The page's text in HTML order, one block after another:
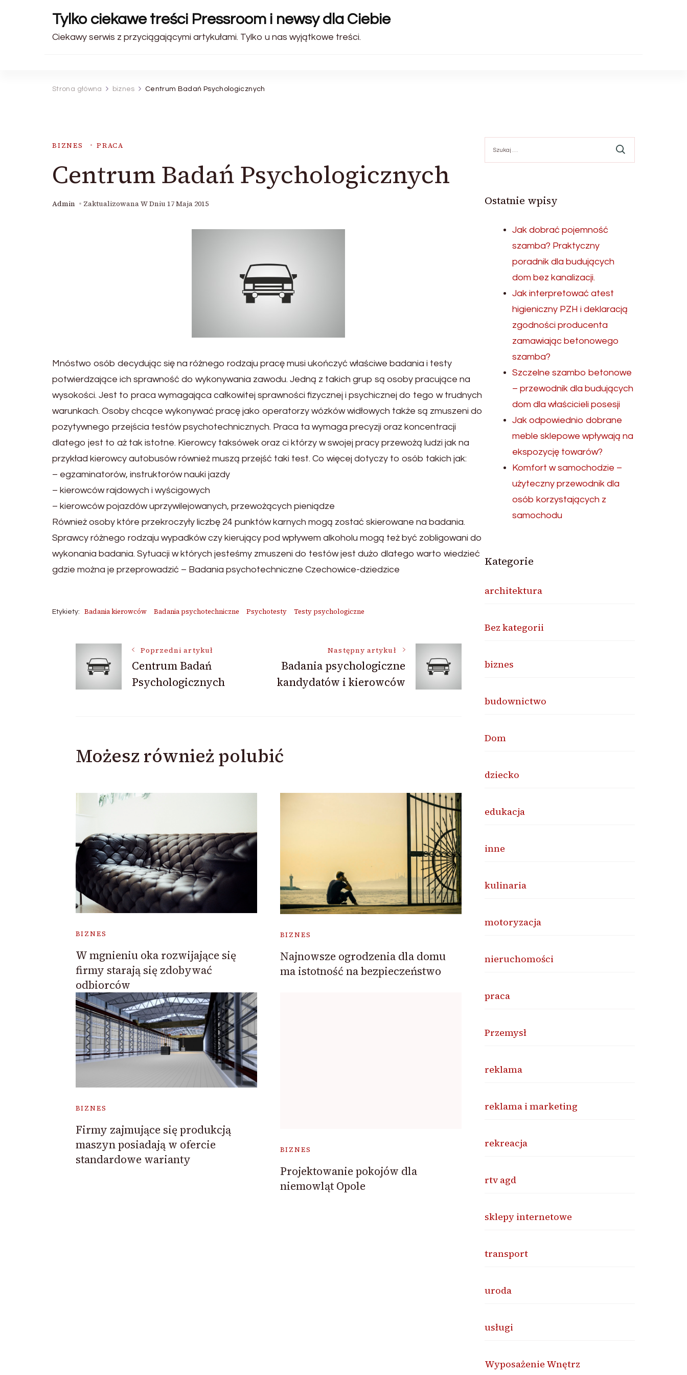
Tylko ciekawe treści Pressroom i newsy dla Ciebie
Ciekawy serwis z przyciągającymi artykułami. Tylko u nas wyjątkowe treści.
Strona główna biznes Centrum Badań Psychologicznych
BIZNES PRACA
Centrum Badań Psychologicznych
Admin Zaktualizowana W Dniu 17 Maja 2015
Mnóstwo osób decydując się na różnego rodzaju pracę musi ukończyć właściwe badania i testy
potwierdzające ich sprawność do wykonywania zawodu. Jedną z takich grup są osoby pracujące na
wysokości. Jest to praca wymagająca całkowitej sprawności fizycznej i psychicznej do tego w trudnych
warunkach. Osoby chcące wykonywać pracę jako operatorzy wózków widłowych także są zmuszeni do
pozytywnego przejścia testów psychotechnicznych. Praca ta wymaga precyzji oraz koncentracji
dlatego jest to aż tak istotne. Kierowcy taksówek oraz ci którzy w swojej pracy przewożą ludzi jak na
przykład kierowcy autobusów również muszą przejść taki test. Co więcej dotyczy to osób takich jak:
– egzaminatorów, instruktorów nauki jazdy
– kierowców rajdowych i wyścigowych
– kierowców pojazdów uprzywilejowanych, przewożących pieniądze
Również osoby które przekroczyły liczbę 24 punktów karnych mogą zostać skierowane na badania.
Sprawcy różnego rodzaju wypadków czy kierujący pod wpływem alkoholu mogą też być zobligowani do
wykonania badania. Sytuacji w których jesteśmy zmuszeni do testów jest dużo dlatego warto wiedzieć
gdzie można je przeprowadzić – Badania psychotechniczne Czechowice-dziedzice
Etykiety: Badania kierowców Badania psychotechniczne Psychotesty Testy psychologiczne
Nawigacja
wpisu
Poprzedni artykuł
Centrum Badań
Psychologicznych
Następny artykuł
Badania psychologiczne
kandydatów i kierowców
Możesz również polubić
BIZNES
W mgnieniu oka rozwijające się
firmy starają się zdobywać
odbiorców
BIZNES
Najnowsze ogrodzenia dla domu
ma istotność na bezpieczeństwo
BIZNES
Firmy zajmujące się produkcją
maszyn posiadają w ofercie
standardowe warianty
BIZNES
Projektowanie pokojów dla
niemowląt Opole
Ostatnie wpisy
Jak dobrać pojemność
szamba? Praktyczny
poradnik dla budujących
dom bez kanalizacji.
Jak interpretować atest
higieniczny PZH i deklaracją
zgodności producenta
zamawiając betonowego
szamba?
Szczelne szambo betonowe
– przewodnik dla budujących
dom dla właścicieli posesji
Jak odpowiednio dobrane
meble sklepowe wpływają na
ekspozycję towarów?
Komfort w samochodzie –
użyteczny przewodnik dla
osób korzystających z
samochodu
Kategorie
architektura
Bez kategorii
biznes
budownictwo
Dom
dziecko
edukacja
inne
kulinaria
motoryzacja
nieruchomości
praca
Przemysł
reklama
reklama i marketing
rekreacja
rtv agd
sklepy internetowe
transport
uroda
usługi
Wyposażenie Wnętrz